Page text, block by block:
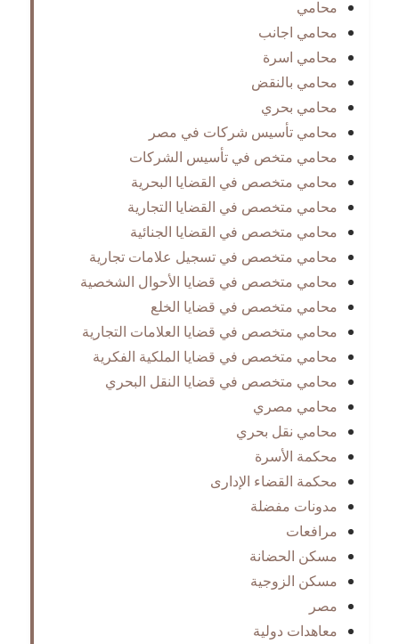
محامي
محامي اجانب
محامي اسرة
محامي بالنقض
محامي بحري
محامي تأسيس شركات في مصر
محامي متخص في تأسيس الشركات
محامي متخصص في القضايا البحرية
محامي متخصص في القضايا التجارية
محامي متخصص في القضايا الجنائية
محامي متخصص في تسجيل علامات تجارية
محامي متخصص في قضايا الأحوال الشخصية
محامي متخصص في قضايا الخلع
محامي متخصص في قضايا العلامات التجارية
محامي متخصص في قضايا الملكية الفكرية
محامي متخصص في قضايا النقل البحري
محامي مصري
محامي نقل بحري
محكمة الأسرة
محكمة القضاء الإدارى
مدونات مفضلة
مرافعات
مسكن الحضانة
مسكن الزوجية
مصر
معاهدات دولية